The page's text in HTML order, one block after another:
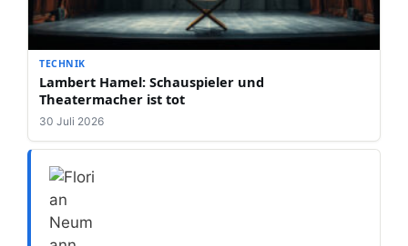
TECHNIK
Lambert Hamel: Schauspieler und
Theatermacher ist tot
30 Juli 2026